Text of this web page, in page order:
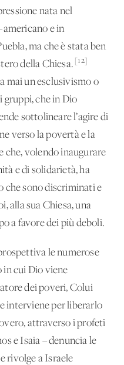
nata nel
e in
ma che è stata ben
della Chiesa. [12]
mai un esclusivismo o
gruppi, che in Dio
sottolineare l’agire di
verso la povertà e la
che, volendo inaugurare
e di solidarietà, ha
che sono discriminati e
alla sua Chiesa, una
a favore dei più deboli.
le numerose
in cui Dio viene
dei poveri, Colui
interviene per liberarlo
attraverso i profeti
e Isaia – denuncia le
rivolge a Israele